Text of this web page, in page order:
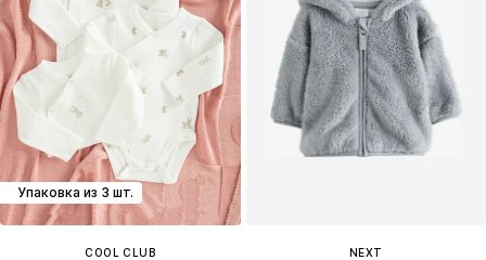
Упаковка из 3 шт.
COOL CLUB
NEXT